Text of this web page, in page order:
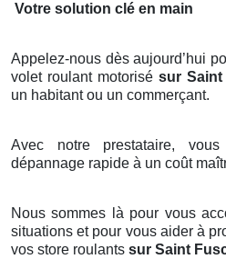
Votre solution clé en main
Appelez-nous dès aujourd’hui
volet roulant motorisé sur Saint
un habitant ou un commerçant.
Avec notre prestataire,
dépannage rapide à un coût
Nous sommes là pour vous
situations et pour vous aider à
vos store roulants sur Saint